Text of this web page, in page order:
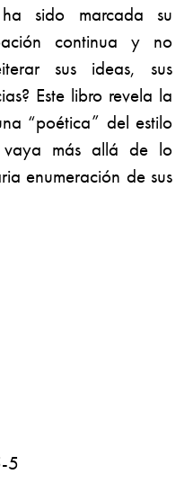
sido marcada su
continua y no
sus ideas, sus
Este libro revela la
“poética” del estilo
más allá de lo
enumeración de sus
5